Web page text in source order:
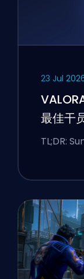
23 Jul
最佳干
TL;DR: